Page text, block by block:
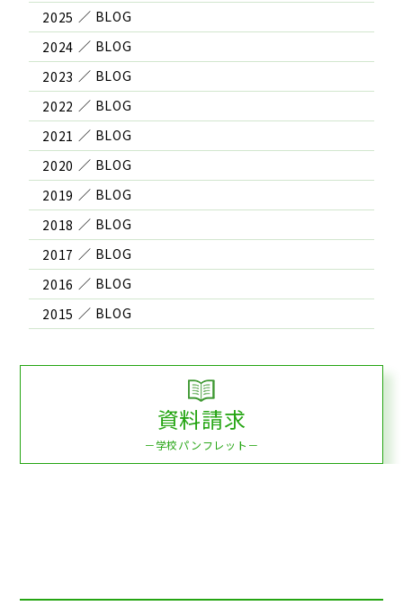
2025
2024
2023
2022
2021
2020
2019
2018
2017
2016
2015
資料請求
－学校パンフレット－